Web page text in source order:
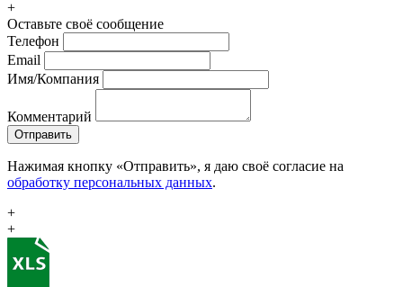
+
Оставьте своё сообщение
Телефон
Email
Имя/Компания
Комментарий
Отправить
Нажимая кнопку «Отправить», я даю своё согласие на
обработку персональных данных.
+
+